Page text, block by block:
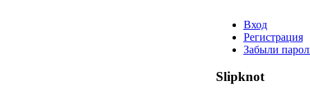
Вход
Регистрация
Забыли
Slipknot